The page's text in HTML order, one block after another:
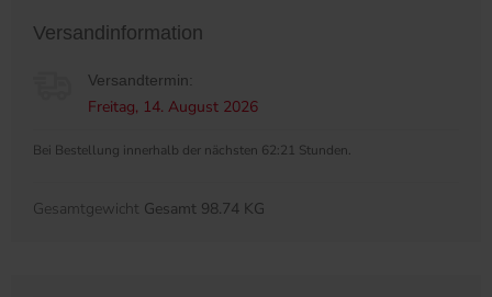
Versandinformation
Versandtermin:
Freitag, 14. August 2026
Bei Bestellung innerhalb der nächsten 62:21 Stunden.
Gesamtgewicht Gesamt 98.74 KG